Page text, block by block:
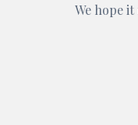
We hope